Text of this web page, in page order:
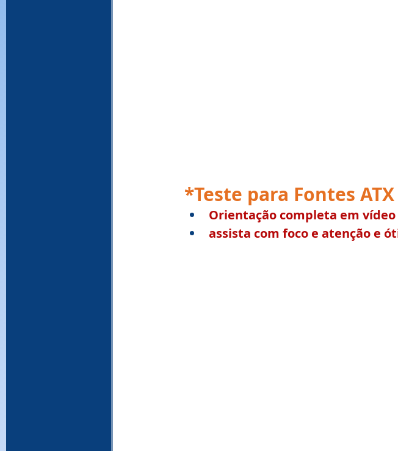
*Teste para Fontes
Orientação completa em
assista com foco e atenção e